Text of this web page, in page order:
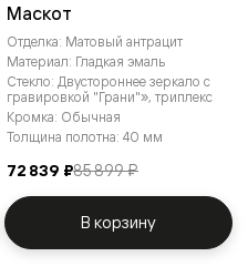
Маскот
Отделка: Матовый антрацит
Материал: Гладкая эмаль
Стекло: Двустороннее зеркало с
гравировкой "Грани"», триплекс
Кромка: Обычная
Толщина полотна: 40 мм
72 839 ₽85 899 ₽
В корзину